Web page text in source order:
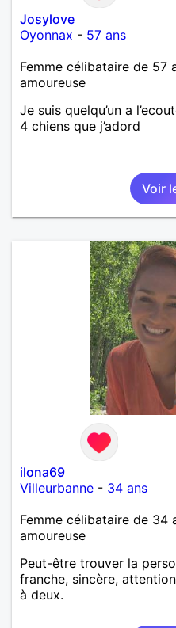
Josylove
Oyonnax - 57 ans
Femme célibataire de 57
amoureuse
Je suis quelqu’un a
4 chiens que j’adord
Voir
ilona69
Villeurbanne - 34 ans
Femme célibataire de 34
amoureuse
Peut-être trouver la
franche, sincère,
à deux.